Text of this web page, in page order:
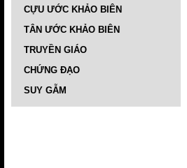
CỰU ƯỚC KHẢO BIÊN
TÂN ƯỚC KHẢO BIÊN
TRUYỀN GIÁO
CHỨNG ĐẠO
SUY GẪM